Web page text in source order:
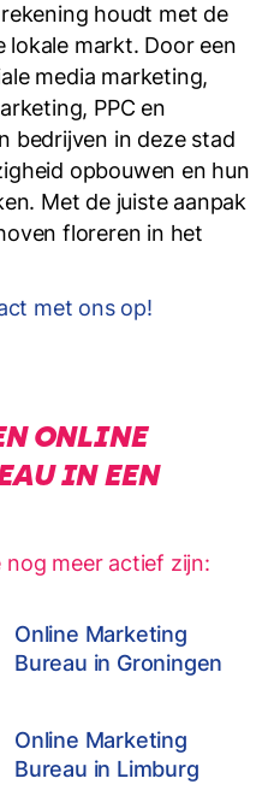
houdt met de
lokale markt. Door een
media marketing,
PPC en
bedrijven in deze stad
opbouwen en hun
Met de juiste aanpak
floreren in het
met ons op!
ONLINE
IN EEN
meer actief zijn:
Online Marketing
Bureau in Groningen
Online Marketing
Bureau in Limburg